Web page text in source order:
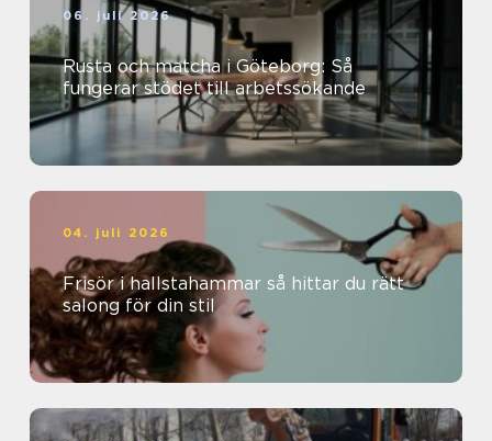
06. juli 2026
Rusta och matcha i Göteborg: Så
fungerar stödet till arbetssökande
04. juli 2026
Frisör i hallstahammar så hittar du rätt
salong för din stil